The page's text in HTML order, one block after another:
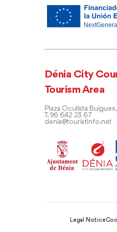
Dénia City
Tourism Area
Plaza Oculista
T. 96 642 23 67
denia@touristinfo.net
Legal Notice